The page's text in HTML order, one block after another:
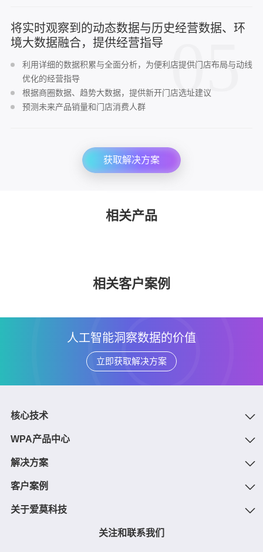
05
将实时观察到的动态数据与历史经营数据、环
境大数据融合，提供经营指导
利用详细的数据积累与全面分析，为便利店提供门店布局与动线
优化的经营指导
根据商圈数据、趋势大数据，提供新开门店选址建议
预测未来产品销量和门店消费人群
获取解决方案
相关产品
相关客户案例
人工智能洞察数据的价值
立即获取解决方案
核心技术
WPA产品中心
解决方案
客户案例
关于爱莫科技
关注和联系我们